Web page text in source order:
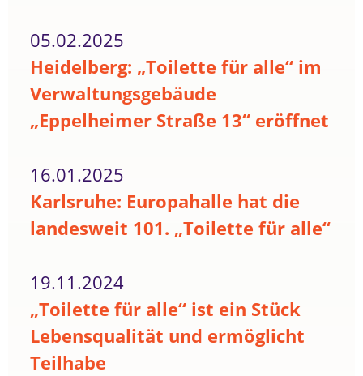
05.02.2025
Heidelberg: „Toilette für alle“ im
Verwaltungsgebäude
„Eppelheimer Straße 13“ eröffnet
16.01.2025
Karlsruhe: Europahalle hat die
landesweit 101. „Toilette für alle“
19.11.2024
„Toilette für alle“ ist ein Stück
Lebensqualität und ermöglicht
Teilhabe